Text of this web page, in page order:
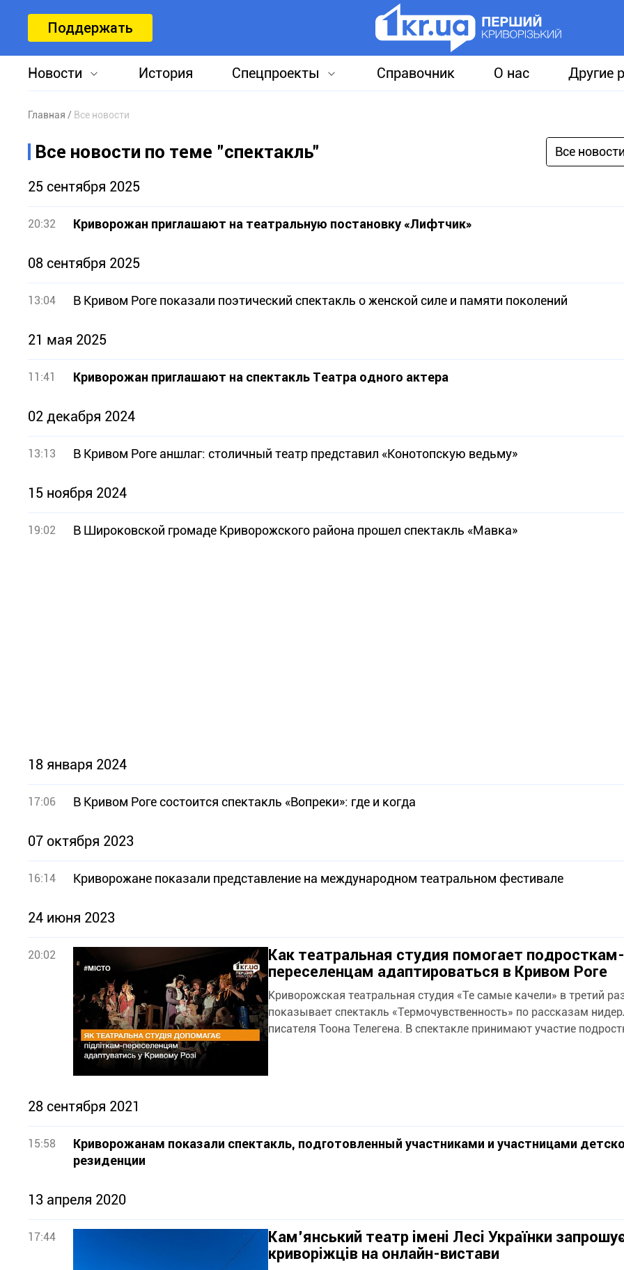
Поддержать
Новости История Спецпроекты Справочник О нас Другие
Главная Все новости
Все новости по теме "спектакль" Все новости
25 сентября 2025
20:32 Криворожан приглашают на театральную постановку «Лифтчик»
08 сентября 2025
13:04 В Кривом Роге показали поэтический спектакль о женской силе и памяти поколений
21 мая 2025
11:41 Криворожан приглашают на спектакль Театра одного актера
02 декабря 2024
13:13 В Кривом Роге аншлаг: столичный театр представил «Конотопскую ведьму»
15 ноября 2024
19:02 В Широковской громаде Криворожского района прошел спектакль «Мавка»
18 января 2024
17:06 В Кривом Роге состоится спектакль «Вопреки»: где и когда
07 октября 2023
16:14 Криворожане показали представление на международном театральном фестивале
24 июня 2023
20:02
Как театральная студия помогает подросткам-
переселенцам адаптироваться в Кривом Роге
Криворожская театральная студия «Те самые качели» в третий
показывает спектакль «Термочувственность» по рассказам
писателя Тоона Телегена. В спектакле принимают участие
28 сентября 2021
15:58
Криворожанам показали спектакль, подготовленный участниками и участницами
резиденции
13 апреля 2020
17:44
Кам’янський театр імені Лесі Українки
криворіжців на онлайн-вистави